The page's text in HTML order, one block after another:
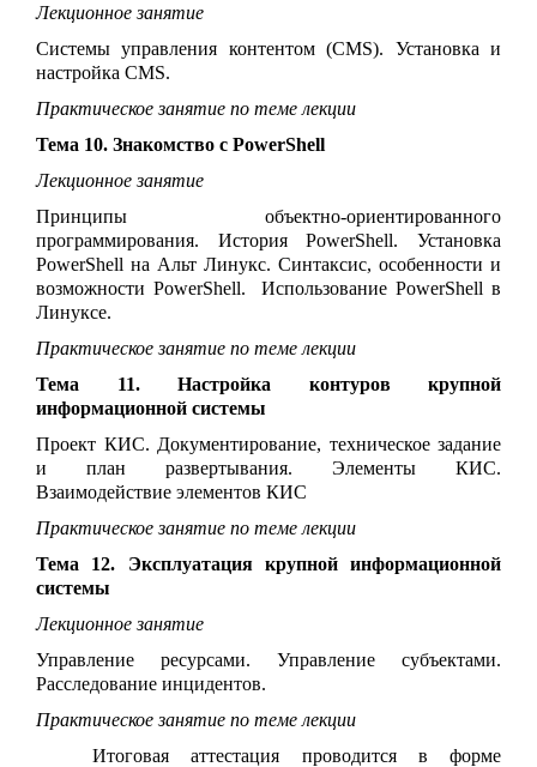
Лекционное занятие
Системы управления контентом (CMS). Установка и
настройка CMS.
Практическое занятие по теме лекции
Тема 10. Знакомство с PowerShell
Лекционное занятие
Принципы объектно-ориентированного
программирования. История PowerShell. Установка
PowerShell на Альт Линукс. Синтаксис, особенности и
возможности PowerShell. Использование PowerShell в
Линуксе.
Практическое занятие по теме лекции
Тема 11. Настройка контуров крупной
информационной системы
Проект КИС. Документирование, техническое задание
и план развертывания. Элементы КИС.
Взаимодействие элементов КИС
Практическое занятие по теме лекции
Тема 12. Эксплуатация крупной информационной
системы
Лекционное занятие
Управление ресурсами. Управление субъектами.
Расследование инцидентов.
Практическое занятие по теме лекции
Итоговая аттестация проводится в форме